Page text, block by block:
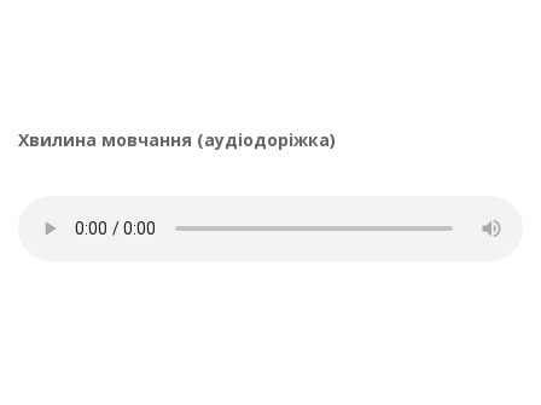
Хвилина мовчання (аудіодоріжка)